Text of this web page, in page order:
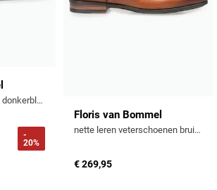
nette schoenen Crepi donkerblauw
-
20%
Floris van Bommel
nette leren veterschoenen bruin effen
€ 269,95